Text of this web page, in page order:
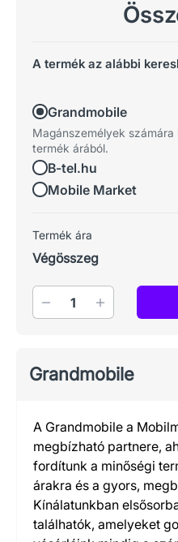
A termék az alábbi
Grandmobile
Magánszemélyek
termék árából.
B-tel.hu
Mobile Market
Termék ára
Végösszeg
Mennyiség
Grandmobile
A Grandmobile a
megbízható partnere,
fordítunk a minőségi
árakra és a gyors,
Kínálatunkban
találhatók, amelyeket